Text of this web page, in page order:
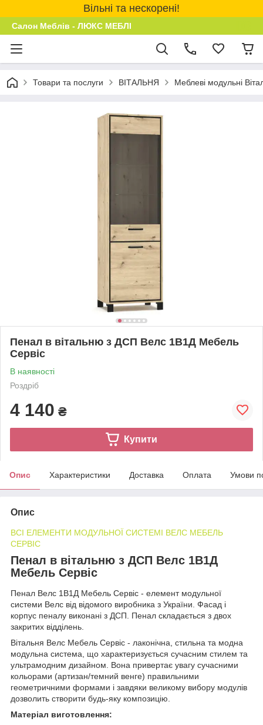
Вільні та нескорені!
Салон Меблів - ЛЮКС МЕБЛІ
Товари та послуги ВІТАЛЬНЯ Меблеві модульні
Пенал в вітальню з ДСП Велс 1В1Д Мебель
Сервіс
В наявності
Роздріб
4 140 ₴
Купити
Опис Характеристики Доставка Оплата Умови
Опис
ВСІ ЕЛЕМЕНТИ МОДУЛЬНОЇ СИСТЕМІ ВЕЛС МЕБЕЛЬ
СЕРВІС
Пенал в вітальню з ДСП Велс 1В1Д
Мебель Сервіс
Пенал Велс 1В1Д Мебель Сервіс - елемент модульної
системи Велс від відомого виробника з України. Фасад і
корпус пеналу виконані з ДСП. Пенал складається з двох
закритих відділень.
Вітальня Велс Мебель Сервіс - лаконічна, стильна та модна
модульна система, що характеризується сучасним стилем та
ультрамодним дизайном. Вона привертає увагу сучасними
кольорами (артизан/темний венге) правильними
геометричними формами і завдяки великому вибору модулів
дозволить створити будь-яку композицію.
Матеріал виготовлення: